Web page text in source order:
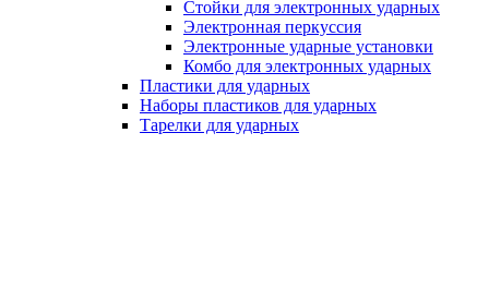
Стойки для электронных ударных
Электронная перкуссия
Электронные ударные установки
Комбо для электронных ударных
Пластики для ударных
Наборы пластиков для ударных
Тарелки для ударных